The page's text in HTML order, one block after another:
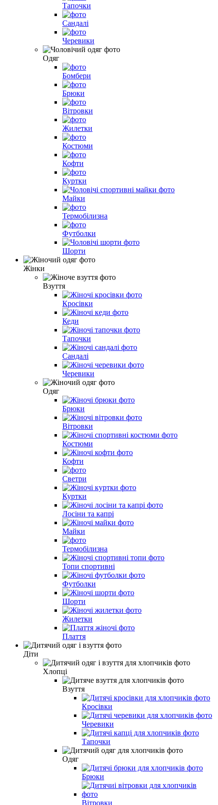
Тапочки
Сандалі
Черевики
Одяг
Бомбери
Брюки
Вітровки
Жилетки
Костюми
Кофти
Куртки
Майки
Термобілизна
Футболки
Шорти
Жінки
Взуття
Кросівки
Кеди
Тапочки
Сандалі
Черевики
Одяг
Брюки
Вітровки
Костюми
Кофти
Светри
Куртки
Лосіни та капрі
Майки
Термобілизна
Топи спортивні
Футболки
Шорти
Жилетки
Плаття
Діти
Хлопці
Взуття
Кросівки
Черевики
Тапочки
Одяг
Брюки
Вітровки